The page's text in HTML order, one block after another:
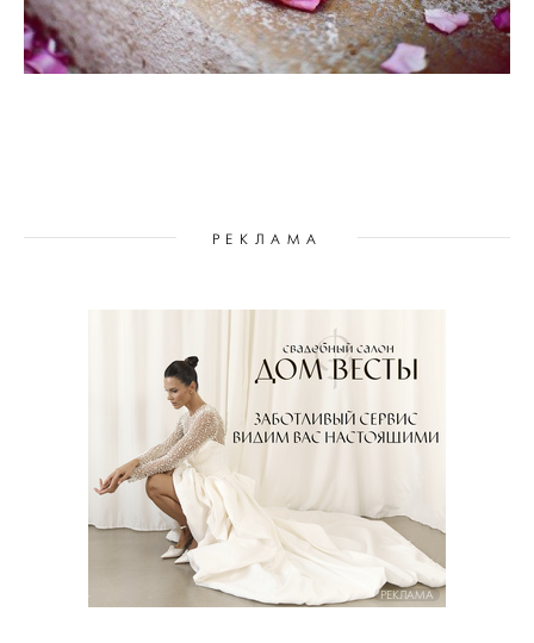
РЕКЛАМА
РЕКЛАМА